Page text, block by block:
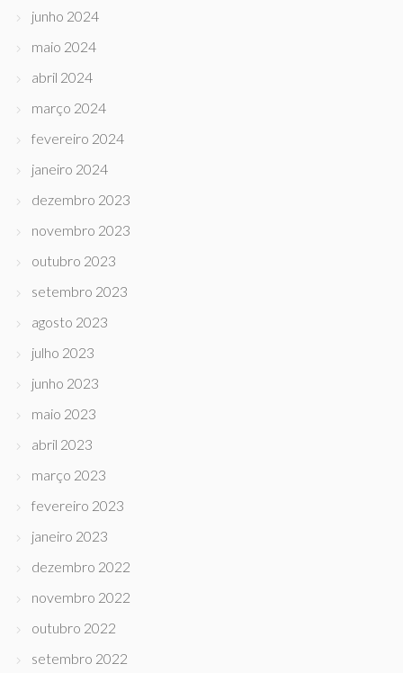
junho 2024
maio 2024
abril 2024
março 2024
fevereiro 2024
janeiro 2024
dezembro 2023
novembro 2023
outubro 2023
setembro 2023
agosto 2023
julho 2023
junho 2023
maio 2023
abril 2023
março 2023
fevereiro 2023
janeiro 2023
dezembro 2022
novembro 2022
outubro 2022
setembro 2022